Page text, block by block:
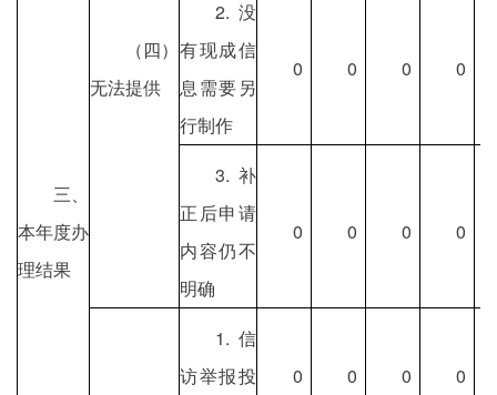
三、
本年度办
理结果
（四）
无法提供
2.没
有现成信
息需要另
行制作
0 0 0 0
3.补
正后申请
内容仍不
明确
0 0 0 0
1.信
访举报投
0 0 0 0